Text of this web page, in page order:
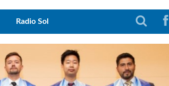
Radio Sol